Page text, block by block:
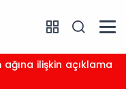
ilişkin açıklama